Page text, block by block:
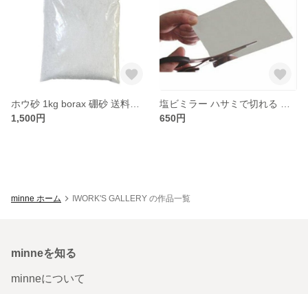
1,500円
650円
minne ホーム IWORK'S GALLERY の作品一覧
minneを知る
minneについて